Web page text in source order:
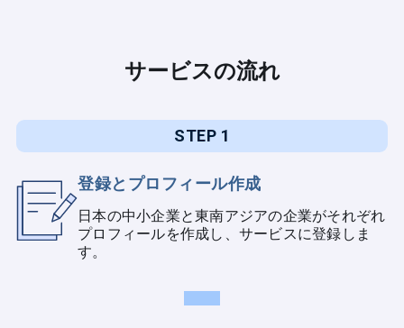
サービスの流れ
STEP 1
登録とプロフィール作成
日本の中小企業と東南アジアの企業がそれぞれ
プロフィールを作成し、サービスに登録しま
す。